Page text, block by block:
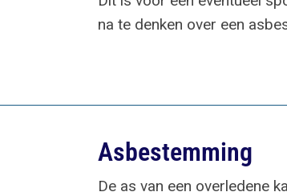
na te denken over een
Asbestemming
De as van een overledene